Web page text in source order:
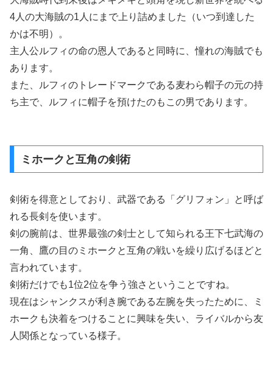
4人の大海賊の1人にまで上り詰めました（いつ到達した
かは不明）。
主人公ルフィの命の恩人であると同時に、憧れの海賊でも
あります。
また、ルフィのトレードマークである麦わら帽子の元の持
ち主で、ルフィに帽子を預けたのもこの男であります。
ミホークと互角の剣術
剣術を得意としており、武器である「グリフォン」と呼ば
れる長剣を使います。
剣の腕前は、世界最強の剣士として知られる王下七武海の
一角、鷹の目のミホークと互角の戦いを繰り広げるほどと
言われています。
剣術だけでも1位2位を争う強さということですね。
現在はシャンクスが利き腕である左腕を失ったために、ミ
ホークも決着をつけることに興味を失い、ライバルから友
人関係となっている様子。